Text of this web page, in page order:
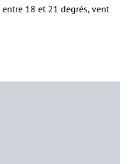
18 et 21 degrés, vent